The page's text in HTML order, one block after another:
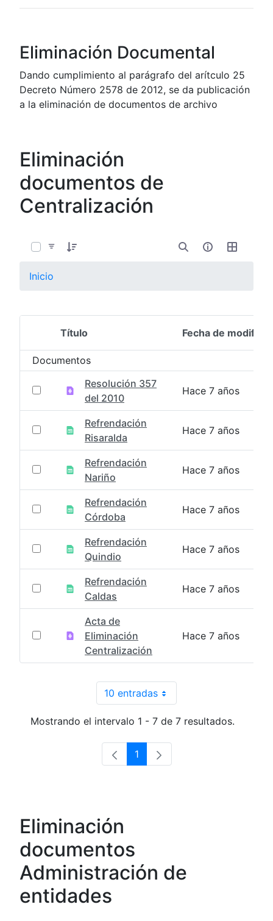
Eliminación Documental
Dando cumplimiento al parágrafo del arítculo 25
Decreto Número 2578 de 2012, se da publicación
a la eliminación de documentos de archivo
Eliminación
documentos de
Centralización
Inicio
Selección del elemento
Título Fecha de
Documentos
Resolución 357
del 2010
Hace 7 años
Refrendación
Risaralda
Hace 7 años
Refrendación
Nariño
Hace 7 años
Refrendación
Córdoba
Hace 7 años
Refrendación
Quindio
Hace 7 años
Refrendación
Caldas
Hace 7 años
Acta de
Eliminación
Centralización
Hace 7 años
10 entradasPor página
Mostrando el intervalo 1 - 7 de 7 resultados.
Página
1
Eliminación
documentos
Administración de
entidades